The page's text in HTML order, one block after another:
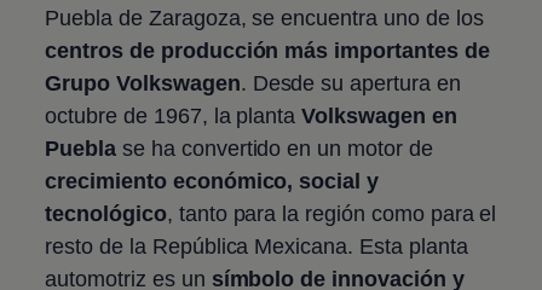
Puebla de Zaragoza, se encuentra uno de los
centros de producción más importantes de
Grupo Volkswagen. Desde su apertura en
octubre de 1967, la plantaVolkswagen en
Puebla se ha convertido en un motor de
crecimiento económico, social y
tecnológico, tanto para la región como para el
resto de la República Mexicana. Esta planta
automotriz es un símbolo de innovación y